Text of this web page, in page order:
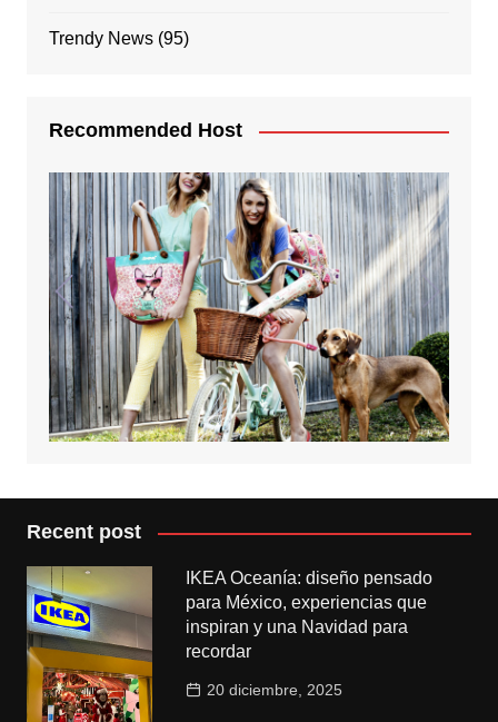
Trendy News(95)
Recommended Host
Recent post
IKEA Oceanía: diseño pensado
para México, experiencias que
inspiran y una Navidad para
recordar
20 diciembre, 2025